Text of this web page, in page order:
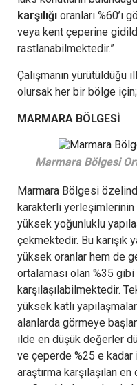
karşılığı oranları %60’ı
veya kent çeperine
rastlanabilmektedir.”
Çalışmanın yürütüldüğü
olursak her bir bölge için;
MARMARA BÖLGESİ
Marmara Bölgesi
Marmara Bölgesi
karakterli yerleşimlerinin
yüksek yoğunluklu
çekmektedir. Bu karışık
yüksek oranlar hem de
ortalaması olan %35
karşılaşılabilmektedir.
yüksek katlı
alanlarda görmeye
ilde en düşük değerler
ve çeperde %25 e kadar
araştırma karşılaşılan